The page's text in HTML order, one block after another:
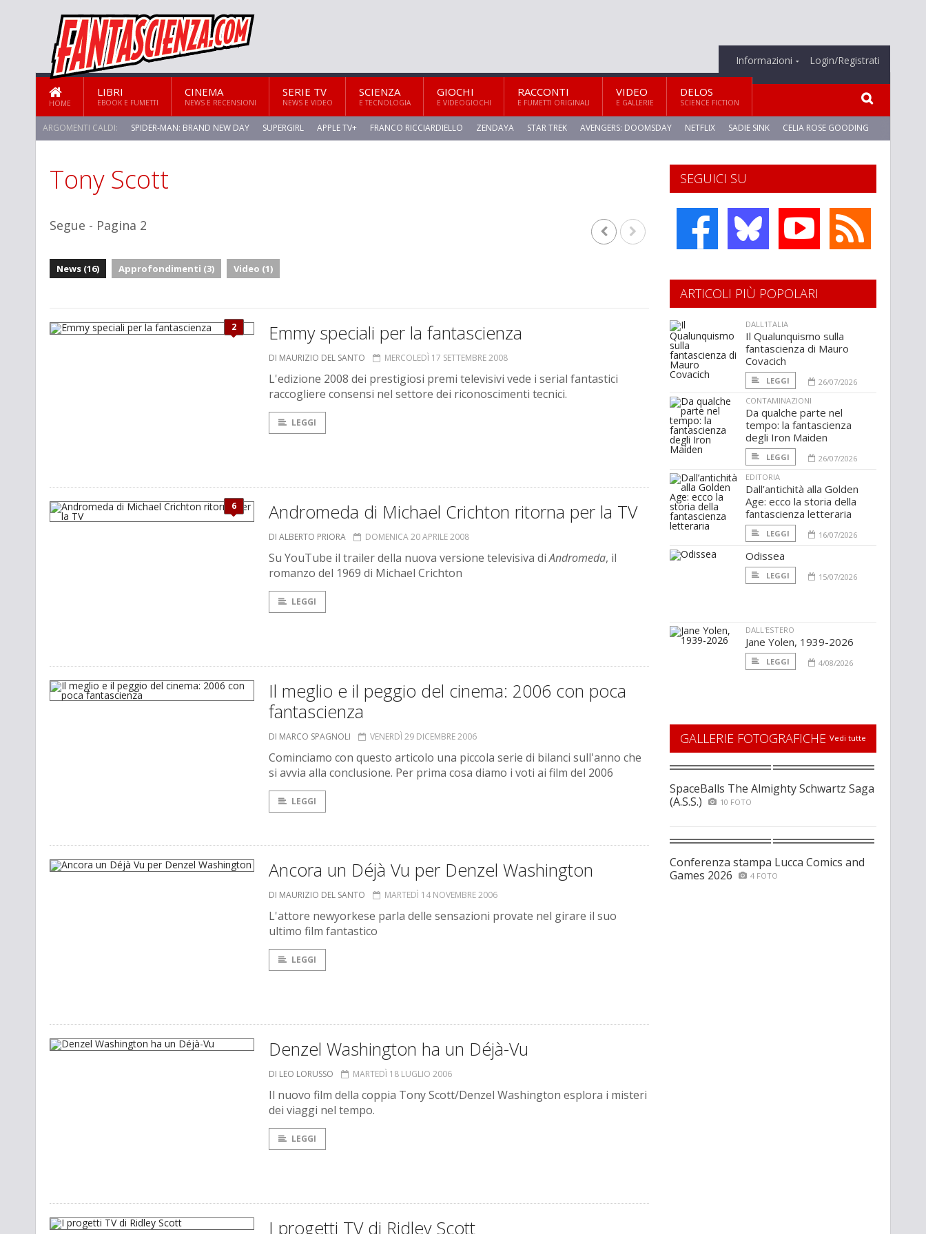
Informazioni Login/Registrati
HOME
LIBRI
EBOOK E FUMETTI
CINEMA
NEWS E RECENSIONI
SERIE TV
NEWS E VIDEO
SCIENZA
E TECNOLOGIA
GIOCHI
E VIDEOGIOCHI
RACCONTI
E FUMETTI ORIGINALI
VIDEO
E GALLERIE
DELOS
SCIENCE FICTION
ARGOMENTI CALDI: SPIDER-MAN: BRAND NEW DAY SUPERGIRL APPLE TV+ FRANCO RICCIARDIELLO ZENDAYA STAR TREK AVENGERS: DOOMSDAY NETFLIX SADIE SINK CELIA ROSE GOODING
Tony Scott
Segue - Pagina 2
News (16) Approfondimenti (3) Video (1)
2 Emmy speciali per la fantascienza
DI MAURIZIO DEL SANTO MERCOLEDÌ 17 SETTEMBRE 2008
L'edizione 2008 dei prestigiosi premi televisivi vede i serial fantastici
raccogliere consensi nel settore dei riconoscimenti tecnici.
LEGGI
6 Andromeda di Michael Crichton ritorna per la TV
DI ALBERTO PRIORA DOMENICA 20 APRILE 2008
Su YouTube il trailer della nuova versione televisiva diAndromeda, il
romanzo del 1969 di Michael Crichton
LEGGI
Il meglio e il peggio del cinema: 2006 con poca
fantascienza
DI MARCO SPAGNOLI VENERDÌ 29 DICEMBRE 2006
Cominciamo con questo articolo una piccola serie di bilanci sull'anno che
si avvia alla conclusione. Per prima cosa diamo i voti ai film del 2006
LEGGI
Ancora un Déjà Vu per Denzel Washington
DI MAURIZIO DEL SANTO MARTEDÌ 14 NOVEMBRE 2006
L'attore newyorkese parla delle sensazioni provate nel girare il suo
ultimo film fantastico
LEGGI
Denzel Washington ha un Déjà-Vu
DI LEO LORUSSO MARTEDÌ 18 LUGLIO 2006
Il nuovo film della coppia Tony Scott/Denzel Washington esplora i misteri
dei viaggi nel tempo.
LEGGI
I progetti TV di Ridley Scott
SEGUICI SU
ARTICOLI PIÙ POPOLARI
DALL'ITALIA
Il Qualunquismo sulla
fantascienza di Mauro
Covacich
LEGGI
26/07/2026
CONTAMINAZIONI
Da qualche parte nel
tempo: la fantascienza
degli Iron Maiden
LEGGI
26/07/2026
EDITORIA
Dall’antichità alla Golden
Age: ecco la storia della
fantascienza letteraria
LEGGI 16/07/2026
Odissea
LEGGI 15/07/2026
DALL'ESTERO
Jane Yolen, 1939-2026
LEGGI 4/08/2026
GALLERIE FOTOGRAFICHE Vedi tutte
SpaceBalls The Almighty Schwartz Saga
(A.S.S.)
10 FOTO
Conferenza stampa Lucca Comics and
Games 2026
4 FOTO